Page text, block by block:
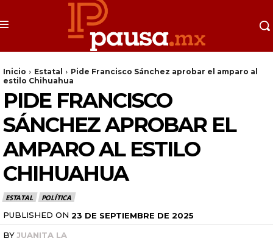
Inicio Estatal
Pide Francisco Sánchez aprobar el amparo al
estilo Chihuahua
PIDE FRANCISCO
SÁNCHEZ APROBAR EL
AMPARO AL ESTILO
CHIHUAHUA
ESTATAL POLÍTICA
PUBLISHED ON 23 DE SEPTIEMBRE DE 2025
BYJUANITA LA